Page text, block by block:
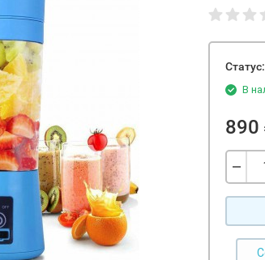
Статус:
В
890